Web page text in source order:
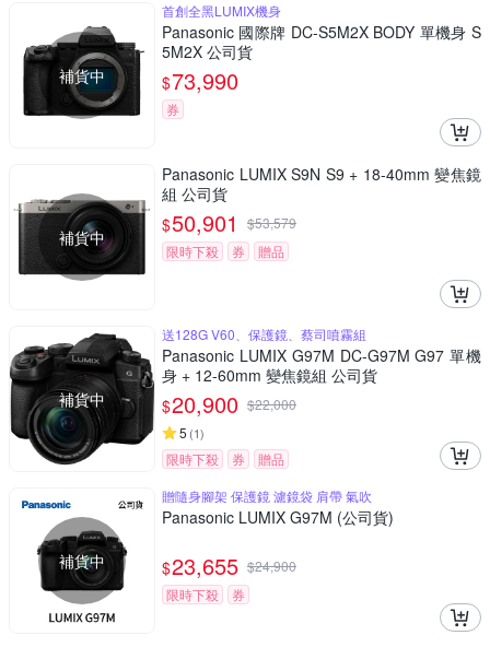
補貨中
首創全黑LUMIX機身
Panasonic 國際牌 DC-S5M2X BODY 單機身 S
5M2X 公司貨
$73,990
券
補貨中
Panasonic LUMIX S9N S9 + 18-40mm 變焦鏡
組 公司貨
$50,901 $53,579
限時下殺
券 贈品
補貨中
送128G V60、保護鏡、蔡司噴霧組
Panasonic LUMIX G97M DC-G97M G97 單機
身 + 12-60mm 變焦鏡組 公司貨
$20,900 $22,000
5 (1)
限時下殺 券 贈品
補貨中
贈隨身腳架 保護鏡 濾鏡袋 肩帶 氣吹
Panasonic LUMIX G97M (公司貨)
$23,655 $24,900
限時下殺
券